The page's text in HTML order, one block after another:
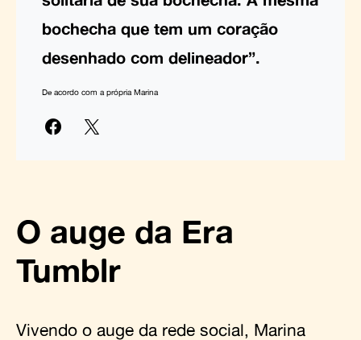
bochecha que tem um coração
desenhado com delineador”.
De acordo com a própria Marina
O auge da Era
Tumblr
Vivendo o auge da rede social, Marina